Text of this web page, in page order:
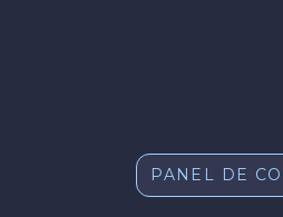
PANEL DE